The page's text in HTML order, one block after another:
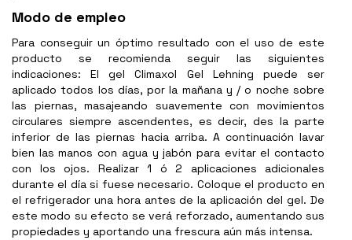
Modo de empleo
Para conseguir un óptimo resultado con el uso de este
producto se recomienda seguir las siguientes
indicaciones: El gel Climaxol Gel Lehning puede ser
aplicado todos los días, por la mañana y / o noche sobre
las piernas, masajeando suavemente con movimientos
circulares siempre ascendentes, es decir, des la parte
inferior de las piernas hacia arriba. A continuación lavar
bien las manos con agua y jabón para evitar el contacto
con los ojos. Realizar 1 ó 2 aplicaciones adicionales
durante el día si fuese necesario. Coloque el producto en
el refrigerador una hora antes de la aplicación del gel. De
este modo su efecto se verá reforzado, aumentando sus
propiedades y aportando una frescura aún más intensa.